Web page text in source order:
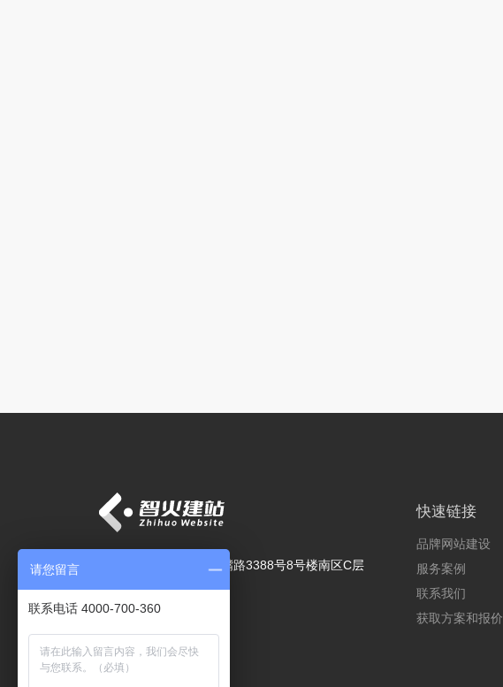
上海市杨浦区周家嘴路3388号8号楼南区C层
4000-700-360
快速链接
品牌网站建设
服务案例
联系我们
获取方案和报价
请您留言
联系电话 4000-700-360